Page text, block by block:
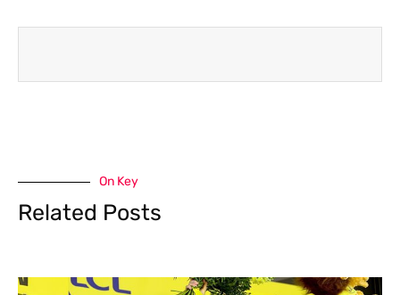
On Key
Related Posts